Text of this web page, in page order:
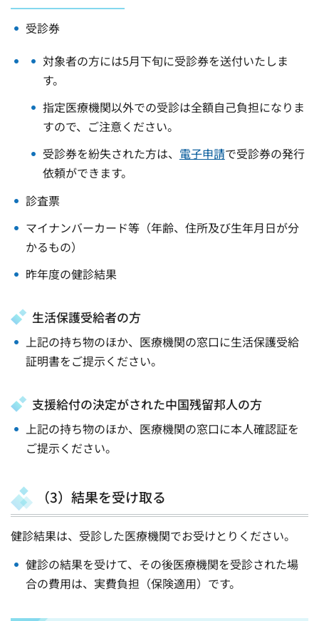
受診券
対象者の方には5月下旬に受診券を送付いたしま
す。
指定医療機関以外での受診は全額自己負担になりま
すので、ご注意ください。
受診券を紛失された方は、 電子申請で受診券の発行
依頼ができます。
診査票
マイナンバーカード等（年齢、住所及び生年月日が分
かるもの）
昨年度の健診結果
生活保護受給者の方
上記の持ち物のほか、医療機関の窓口に生活保護受給
証明書をご提示ください。
支援給付の決定がされた中国残留邦人の方
上記の持ち物のほか、医療機関の窓口に本人確認証を
ご提示ください。
（3）結果を受け取る
健診結果は、受診した医療機関でお受けとりください。
健診の結果を受けて、その後医療機関を受診された場
合の費用は、実費負担（保険適用）です。